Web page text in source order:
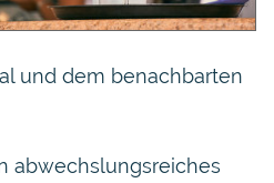
und dem benachbarten
abwechslungsreiches